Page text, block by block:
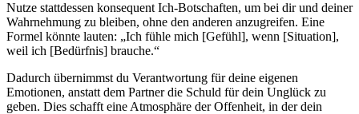
Nutze stattdessen konsequent Ich-Botschaften, um bei dir und deiner
Wahrnehmung zu bleiben, ohne den anderen anzugreifen. Eine
Formel könnte lauten: „Ich fühle mich [Gefühl], wenn [Situation],
weil ich [Bedürfnis] brauche.“
Dadurch übernimmst du Verantwortung für deine eigenen
Emotionen, anstatt dem Partner die Schuld für dein Unglück zu
geben. Dies schafft eine Atmosphäre der Offenheit, in der dein